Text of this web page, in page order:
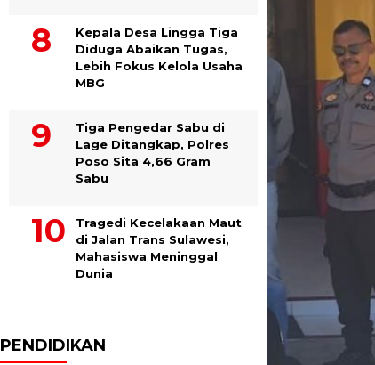
Kepala Desa Lingga Tiga
Diduga Abaikan Tugas,
Lebih Fokus Kelola Usaha
MBG
Tiga Pengedar Sabu di
Lage Ditangkap, Polres
Poso Sita 4,66 Gram
Sabu
Tragedi Kecelakaan Maut
di Jalan Trans Sulawesi,
Mahasiswa Meninggal
Dunia
PENDIDIKAN